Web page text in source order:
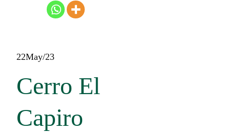
22May/23
Cerro El
Capiro